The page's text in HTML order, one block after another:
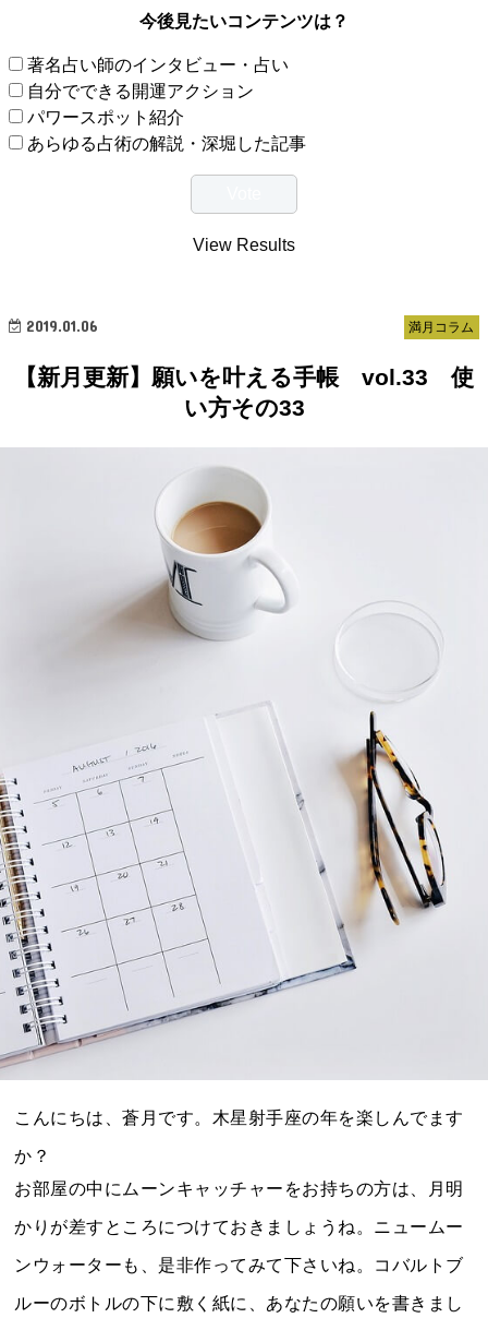
今後見たいコンテンツは？
著名占い師のインタビュー・占い
自分でできる開運アクション
パワースポット紹介
あらゆる占術の解説・深堀した記事
View Results
満月コラム
2019.01.06
【新月更新】願いを叶える手帳 vol.33 使
い方その33
こんにちは、蒼月です。木星射手座の年を楽しんでます
か？
お部屋の中にムーンキャッチャーをお持ちの方は、月明
かりが差すところにつけておきましょうね。ニュームー
ンウォーターも、是非作ってみて下さいね。コバルトブ
ルーのボトルの下に敷く紙に、あなたの願いを書きまし